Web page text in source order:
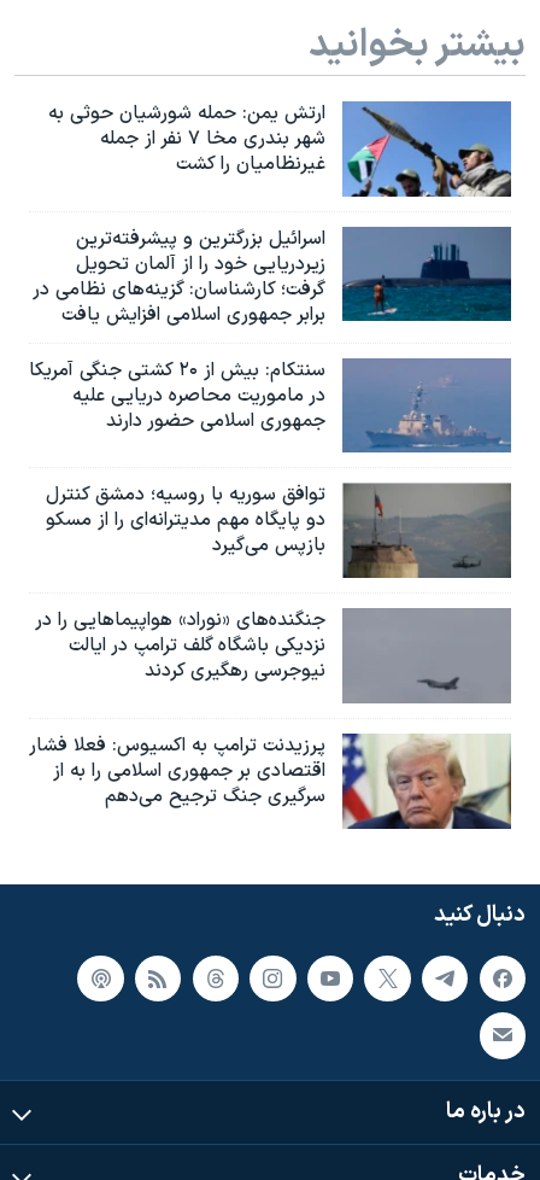
بیشتر بخوانید
ارتش یمن: حمله شورشیان حوثی به
شهر بندری مخا ۷ نفر از جمله
غیرنظامیان را کشت
اسرائيل بزرگترین و پیشرفته‌ترین
زیردریایی خود را از آلمان تحویل
گرفت؛ کارشناسان: گزینه‌های نظامی در
برابر جمهوری اسلامی افزایش یافت
سنتکام: بیش از ۲۰ کشتی جنگی آمریکا
در ماموریت محاصره دریایی علیه
جمهوری اسلامی حضور دارند
توافق سوریه با روسیه؛ دمشق کنترل
دو پایگاه مهم مدیترانه‌ای را از مسکو
بازپس می‌گیرد
جنگنده‌های «نوراد» هواپیماهایی را در
نزدیکی باشگاه گلف ترامپ در ایالت
نیوجرسی رهگیری کردند
پرزیدنت ترامپ به اکسیوس: فعلا فشار
اقتصادی بر جمهوری اسلامی را به از
سرگیری جنگ ترجیح می‌دهم
دنبال کنید
در باره ما